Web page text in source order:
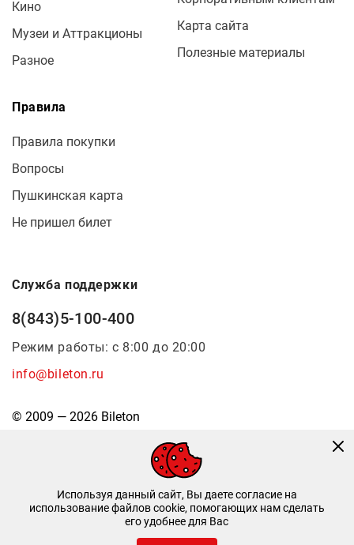
Кино
Музеи и Аттракционы
Разное
Карта сайта
Полезные материалы
Правила
Правила покупки
Вопросы
Пушкинская карта
Не пришел билет
Служба поддержки
8(843)5-100-400
Режим работы: с 8:00 до 20:00
info@bileton.ru
© 2009 — 2026 Bileton
Инфоматика
Используя данный сайт, Вы даете согласие на
использование файлов cookie, помогающих нам сделать
его удобнее для Вас